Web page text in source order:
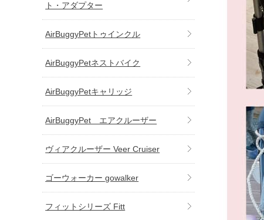
ト・アダプター
AirBuggyPetトゥインクル
AirBuggyPetネストバイク
AirBuggyPetキャリッジ
AirBuggyPet エアクルーザー
ヴィアクルーザー Veer Cruiser
ゴーウォーカー gowalker
フィットシリーズ Fitt